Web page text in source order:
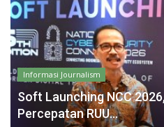
Informasi Journalism
Soft Launching NCC
Percepatan RUU...